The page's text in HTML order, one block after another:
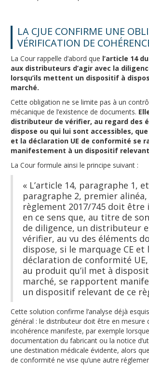
LA CJUE CONFIRME UNE
VÉRIFICATION DE
La Cour rappelle d’abord que l’article 14
aux distributeurs d’agir avec la
lorsqu’ils mettent un dispositif à
marché.
Cette obligation ne se limite pas à un
mécanique de l’existence de documents.
distributeur de vérifier, au regard des
dispose ou qui lui sont accessibles,
et la déclaration UE de conformité se
manifestement à un dispositif relevant
La Cour formule ainsi le principe suivant :
« L’article 14, paragraphe 1, et
paragraphe 2, premier alinéa,
règlement 2017/745 doit
en ce sens que, au titre de
de diligence, un distributeur
vérifier, au vu des éléments
dispose, si le marquage CE et
déclaration de conformité
au produit qu’il met à
marché, se rapportent
un dispositif relevant de ce
Cette solution confirme l’analyse déjà
général : le distributeur doit être en mesure
incohérence manifeste, par exemple
documentation du fabricant ou la notice
une destination médicale évidente, alors
de conformité ne vise qu’une autre